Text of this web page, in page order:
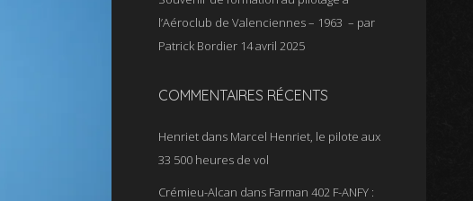
l’Aéroclub de Valenciennes – 1963 – par
Patrick Bordier 14 avril 2025
COMMENTAIRES RÉCENTS
Henriet dans Marcel Henriet, le pilote aux
33 500 heures de vol
Crémieu-Alcan dans Farman 402 F-ANFY :